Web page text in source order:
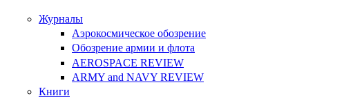
Журналы
Аэрокосмическое обозрение
Обозрение армии и флота
AEROSPACE REVIEW
ARMY and NAVY REVIEW
Книги